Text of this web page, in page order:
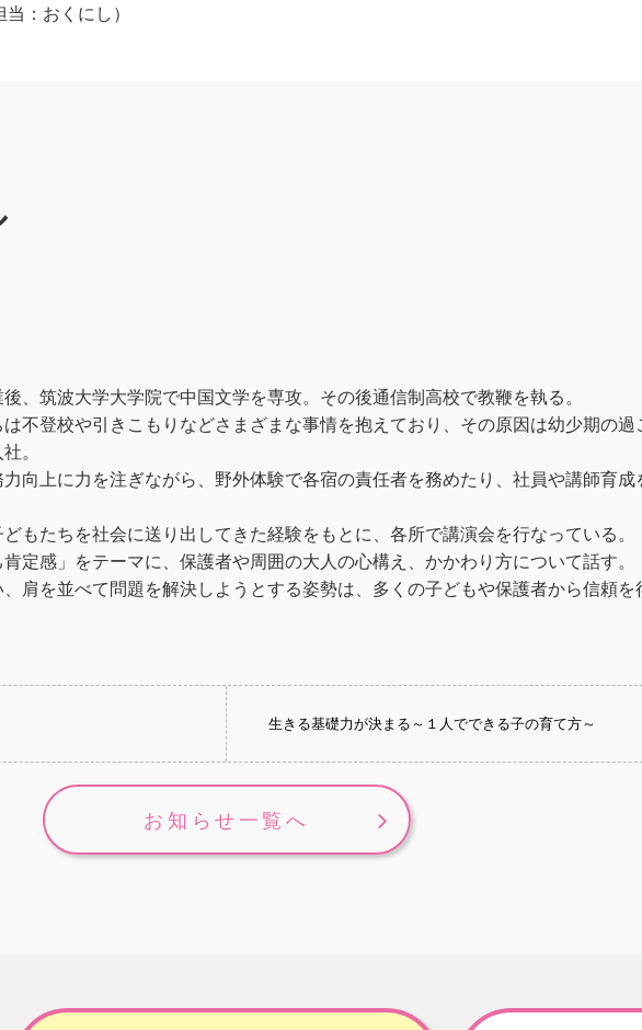
：おくにし）
、筑波大学大学院で中国文学を専攻。その後通信制高校で教鞭を執る。
不登校や引きこもりなどさまざまな事情を抱えており、その原因は幼少期の過
。
向上に力を注ぎながら、野外体験で各宿の責任者を務めたり、社員や講師育成
もたちを社会に送り出してきた経験をもとに、各所で講演会を行なっている。
定感」をテーマに、保護者や周囲の大人の心構え、かかわり方について話す。
肩を並べて問題を解決しようとする姿勢は、多くの子どもや保護者から信頼を
生きる基礎力が決まる～１人でできる子の育て方～
お知らせ一覧へ